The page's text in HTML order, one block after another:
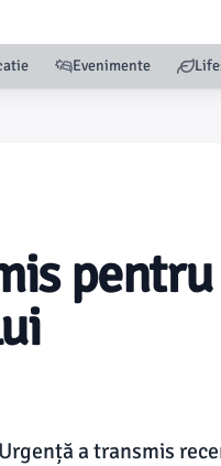
Evenimente
a transmis